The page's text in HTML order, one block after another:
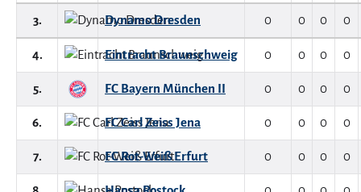
3. Dynamo Dresden 0 0 0 0
4. Eintracht Braunschweig 0 0 0 0
5. FC Bayern München II 0 0 0 0
6. FC Carl Zeiss Jena 0 0 0 0
7. FC Rot-Weiß Erfurt 0 0 0 0